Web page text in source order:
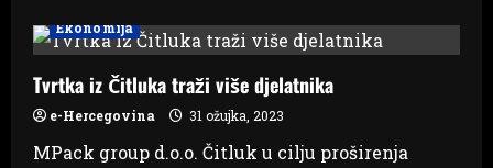
Čapljini
ukradeno
vlasnici
nude
novčanu
nagradu
Ekonomija
Tvrtka iz Čitluka traži više djelatnika
e-Hercegovina 31 ožujka, 2023
MPack group d.o.o. Čitluk u cilju proširenja